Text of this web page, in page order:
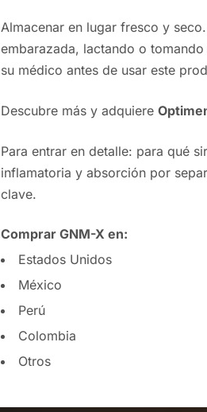
Almacenar en lugar fresco y
embarazada, lactando o
su médico antes de usar este
Descubre más y adquiere
Para entrar en detalle: para qué
inflamatoria y absorción por
clave.
Comprar GNM-X en:
Estados Unidos
México
Perú
Colombia
Otros